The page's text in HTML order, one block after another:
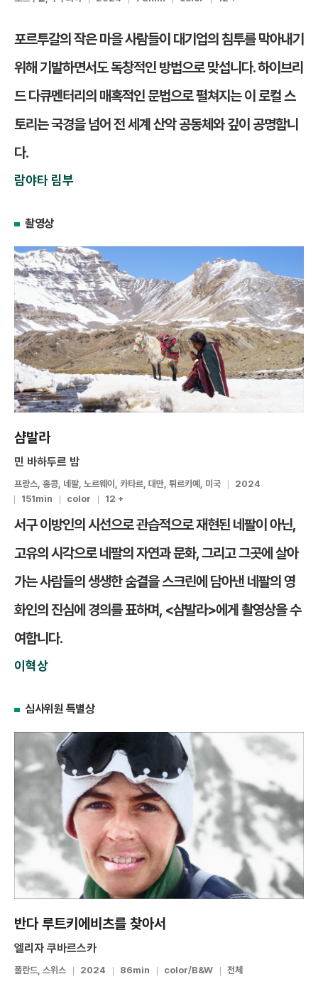
포르투갈의 작은 마을 사람들이 대기업의 침투를 막아내기
위해 기발하면서도 독창적인 방법으로 맞섭니다. 하이브리
드 다큐멘터리의 매혹적인 문법으로 펼쳐지는 이 로컬 스
토리는 국경을 넘어 전 세계 산악 공동체와 깊이 공명합니
다.
람야타 림부
촬영상
샴발라
민 바하두르 밤
프랑스, 홍콩, 네팔, 노르웨이, 카타르, 대만, 튀르키예, 미국
2024
151min
color 12 +
서구 이방인의 시선으로 관습적으로 재현된 네팔이 아닌,
고유의 시각으로 네팔의 자연과 문화, 그리고 그곳에 살아
가는 사람들의 생생한 숨결을 스크린에 담아낸 네팔의 영
화인의 진심에 경의를 표하며, <샴발라>에게 촬영상을 수
여합니다.
이혁상
심사위원 특별상
반다 루트키에비츠를 찾아서
엘리자 쿠바르스카
폴란드, 스위스 2024 86min color/B&W 전체